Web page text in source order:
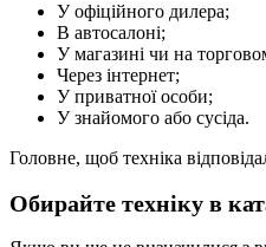
У офіційного дилера;
В автосалоні;
У магазині чи на
Через інтернет;
У приватної особи;
У знайомого або сусіда.
Головне, щоб техніка
Обирайте техніку в